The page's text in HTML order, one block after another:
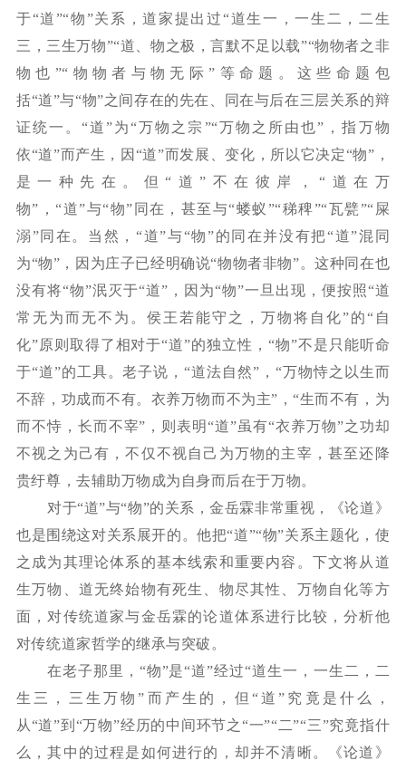
于“道”“物”关系，道家提出过“道生一，一生二，二生
三，三生万物”“道、物之极，言默不足以载”“物物者之非
物也”“物物者与物无际”等命题。这些命题包
括“道”与“物”之间存在的先在、同在与后在三层关系的辩
证统一。“道”为“万物之宗”“万物之所由也”，指万物
依“道”而产生，因“道”而发展、变化，所以它决定“物”，
是一种先在。但“道”不在彼岸，“道在万
物”，“道”与“物”同在，甚至与“蝼蚁”“稊稗”“瓦甓”“屎
溺”同在。当然，“道”与“物”的同在并没有把“道”混同
为“物”，因为庄子已经明确说“物物者非物”。这种同在也
没有将“物”泯灭于“道”，因为“物”一旦出现，便按照“道
常无为而无不为。侯王若能守之，万物将自化”的“自
化”原则取得了相对于“道”的独立性，“物”不是只能听命
于“道”的工具。老子说，“道法自然”，“万物恃之以生而
不辞，功成而不有。衣养万物而不为主”，“生而不有，为
而不恃，长而不宰”，则表明“道”虽有“衣养万物”之功却
不视之为己有，不仅不视自己为万物的主宰，甚至还降
贵纡尊，去辅助万物成为自身而后在于万物。
对于“道”与“物”的关系，金岳霖非常重视，《论道》
也是围绕这对关系展开的。他把“道”“物”关系主题化，使
之成为其理论体系的基本线索和重要内容。下文将从道
生万物、道无终始物有死生、物尽其性、万物自化等方
面，对传统道家与金岳霖的论道体系进行比较，分析他
对传统道家哲学的继承与突破。
在老子那里， “物”是“道”经过“道生一，一生二，二
生三，三生万物”而产生的，但“道”究竟是什么，
从“道”到“万物”经历的中间环节之“一”“二”“三”究竟指什
么，其中的过程是如何进行的，却并不清晰。《论道》